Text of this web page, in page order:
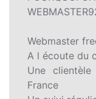
Webmaster
A l écoute du
Une
France